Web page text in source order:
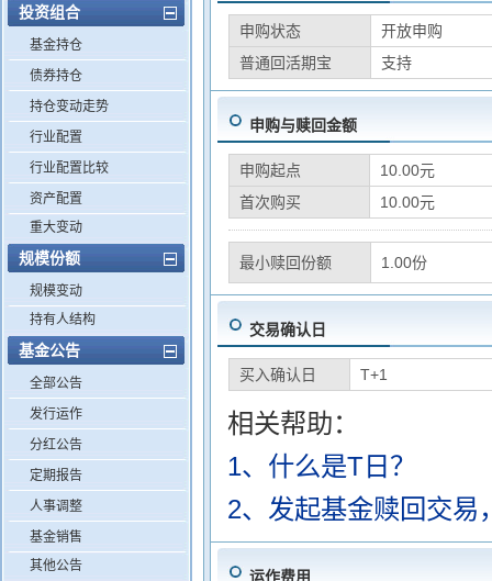
投资组合
基金持仓
债券持仓
持仓变动走势
行业配置
行业配置比较
资产配置
重大变动
规模份额
规模变动
持有人结构
基金公告
全部公告
发行运作
分红公告
定期报告
人事调整
基金销售
其他公告
申购状态
开放申购
普通回活期宝
支持
申购与赎回金额
申购起点
10.00元
首次购买
10.00元
最小赎回份额 1.00份
交易确认日
买入确认日 T+1
相关帮助：
1、什么是T日？
2、发起基金赎回交易
运作费用